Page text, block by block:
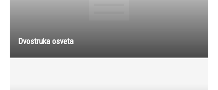
Dvostruka osveta